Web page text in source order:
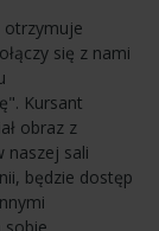
otrzymuje
się z nami
Kursant
obraz z
naszej sali
będzie dostęp